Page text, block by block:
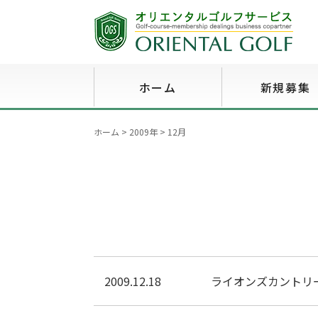
ホーム 新規募集
ホーム > 2009年> 12月
2009.12.18 ライオンズカントリ